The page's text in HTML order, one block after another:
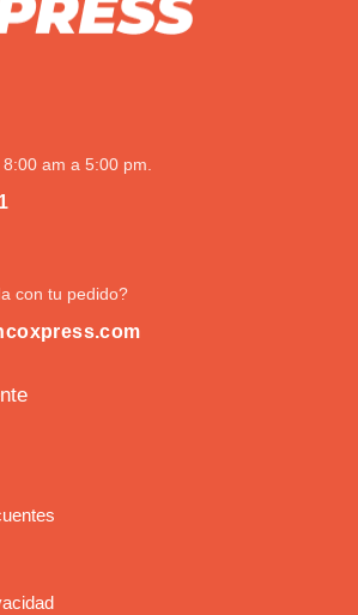
am a 5:00 pm.
con tu pedido?